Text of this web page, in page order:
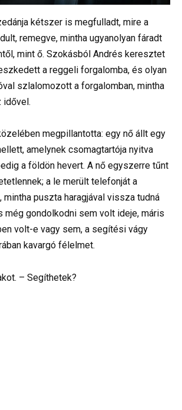
kétszer is megfulladt, mire a
remegve, mintha ugyanolyan fáradt
mint ő. Szokásból Andrés keresztet
a reggeli forgalomba, és olyan
szlalomozott a forgalomban, mintha
idővel.
megpillantotta: egy nő állt egy
amelynek csomagtartója nyitva
a földön hevert. A nő egyszerre tűnt
a le merült telefonját a
mintha puszta haragjával vissza tudná
még gondolkodni sem volt ideje, máris
volt-e vagy sem, a segítési vágy
kavargó félelmet.
– Segíthetek?